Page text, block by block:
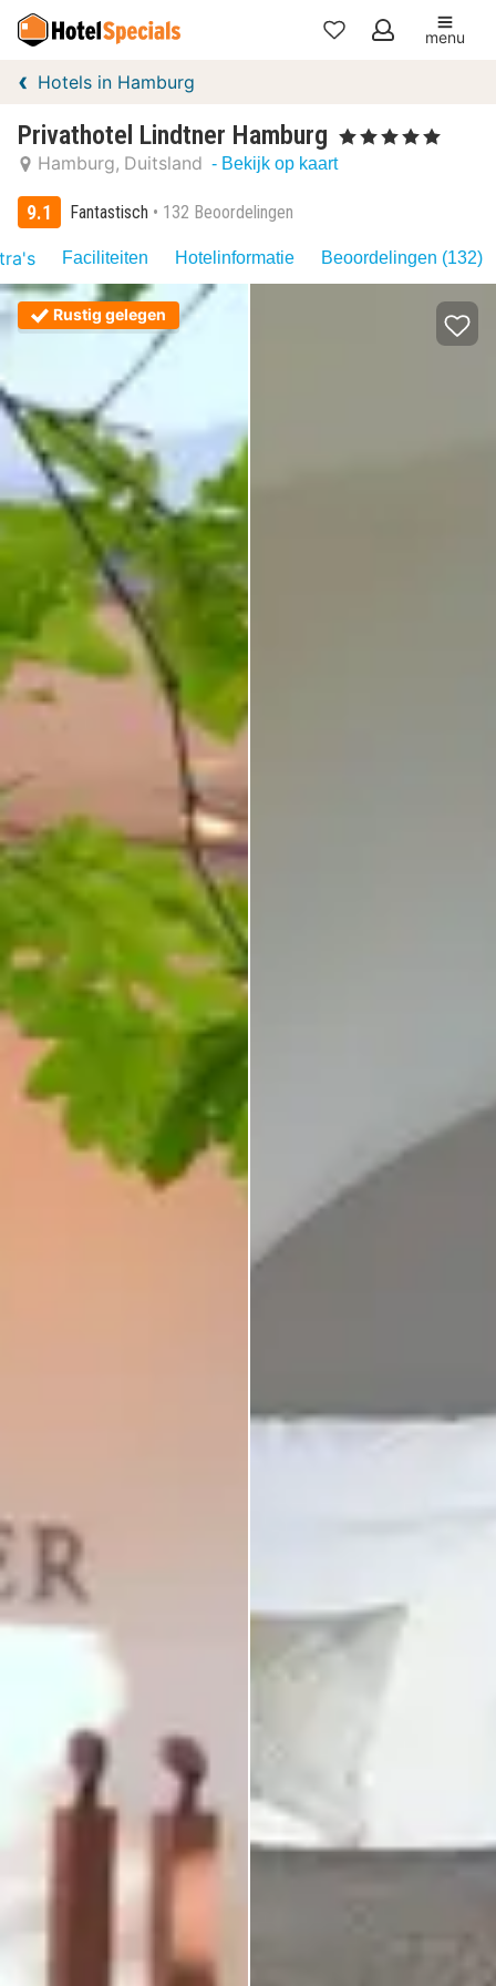
Mijn
menu
Hotels in Hamburg
Privathotel Lindtner Hamburg , 5 Sterren
Hamburg Duitsland - Bekijk op kaart
9.1 Fantastisch 132 Beoordelingen
Faciliteiten Hotelinformatie Beoordelingen (132)
Rustig gelegen